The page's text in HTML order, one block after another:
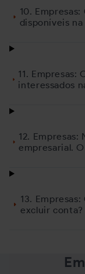
10.
disponíveis
11. Empresas:
interessados
12. Empresas:
empresarial.
13.
excluir conta?